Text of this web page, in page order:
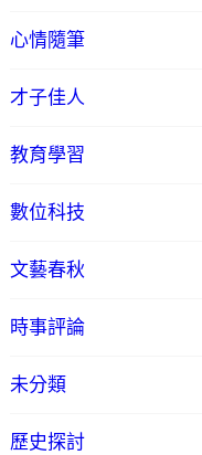
心情隨筆
才子佳人
教育學習
數位科技
文藝春秋
時事評論
未分類
歷史探討